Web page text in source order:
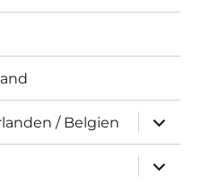
/ Belgien
öffnen
öffnen